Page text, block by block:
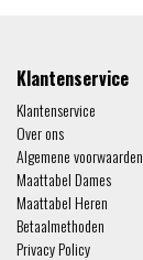
Klantenservice
Klantenservice
Over ons
Algemene voorwaarden
Maattabel Dames
Maattabel Heren
Betaalmethoden
Privacy Policy